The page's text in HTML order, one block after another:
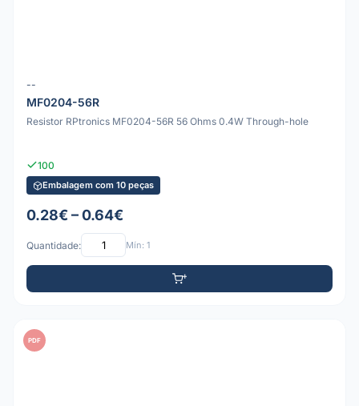
--
MF0204-56R
Resistor RPtronics MF0204-56R 56 Ohms 0.4W Through-hole
100
Embalagem com 10 peças
0.28€ – 0.64€
Quantidade: Mín: 1
PDF